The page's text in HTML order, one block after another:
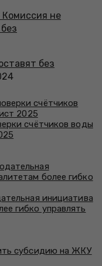
без
счётчиков воды
инициатива
гибко управлять